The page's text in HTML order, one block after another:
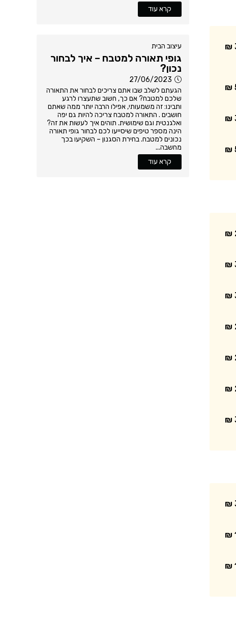
קרא עוד
עיצוב הבית
גופי תאורה למטבח – איך לבחור
נכון?
27/06/2023
הגעתם לשלב שבו אתם צריכים לבחור את התאורה
שלכם למטבח? אם כך, חשוב שתעצרו לרגע
ותבינו: זה משמעותי, אפילו הרבה יותר ממה שאתם
חושבים . התאורה למטבח צריכה להיות גם יפה
ואלגנטית וגם שימושית. תוהים איך לעשות את זה?
הינה מספר טיפים שיסייעו לכם לבחור גופי תאורה
נכונים למטבח. בחירת הסגנון – השקיעו בכך
מחשבה...
קרא עוד